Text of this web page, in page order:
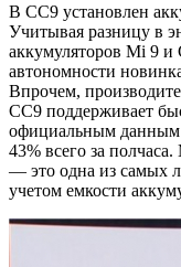
В CC9 установлен
Учитывая разницу в
аккумуляторов Mi 9
автономности
Впрочем,
CC9 поддерживает
официальным данным
43% всего за
— это одна из самых
учетом емкости